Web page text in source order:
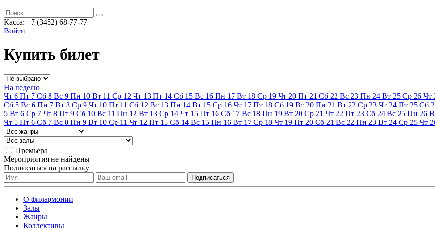
Касса: +7 (3452) 68-77-77
Войти
Купить билет
На неделю
Чт 6 Пт 7 Сб 8 Вс 9 Пн 10 Вт 11 Ср 12 Чт 13 Пт 14 Сб 15 Вс 16 Пн 17 Вт 18 Ср 19 Чт 20 Пт 21 Сб 22 Вс 23 Пн 24 Вт 25 Ср 26 Чт
Сб 5 Вс 6 Пн 7 Вт 8 Ср 9 Чт 10 Пт 11 Сб 12 Вс 13 Пн 14 Вт 15 Ср 16 Чт 17 Пт 18 Сб 19 Вс 20 Пн 21 Вт 22 Ср 23 Чт 24 Пт 25 Сб
5 Вт 6 Ср 7 Чт 8 Пт 9 Сб 10 Вс 11 Пн 12 Вт 13 Ср 14 Чт 15 Пт 16 Сб 17 Вс 18 Пн 19 Вт 20 Ср 21 Чт 22 Пт 23 Сб 24 Вс 25 Пн 26
Чт 5 Пт 6 Сб 7 Вс 8 Пн 9 Вт 10 Ср 11 Чт 12 Пт 13 Сб 14 Вс 15 Пн 16 Вт 17 Ср 18 Чт 19 Пт 20 Сб 21 Вс 22 Пн 23 Вт 24 Ср 25 Чт
Премьера
Мероприятия не найдены
Подписаться на рассылку
О филармонии
Залы
Жанры
Коллективы